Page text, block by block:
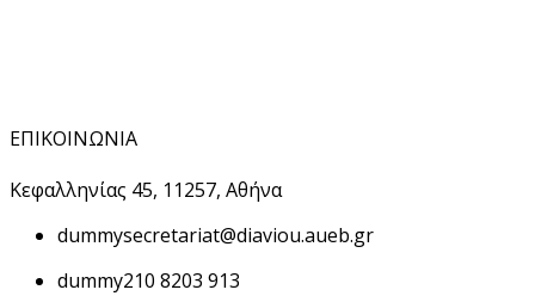
ΕΠΙΚΟΙΝΩΝΙΑ
Κεφαλληνίας 45, 11257, Αθήνα
dummysecretariat@diaviou.aueb.gr
dummy210 8203 913